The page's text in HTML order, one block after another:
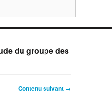
du groupe des
Contenu suivant →